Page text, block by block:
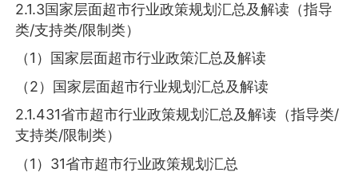
2.1.3国家层面超市行业政策规划汇总及解读（指导
类/支持类/限制类）
（1）国家层面超市行业政策汇总及解读
（2）国家层面超市行业规划汇总及解读
2.1.431省市超市行业政策规划汇总及解读（指导类/
支持类/限制类）
（1）31省市超市行业政策规划汇总